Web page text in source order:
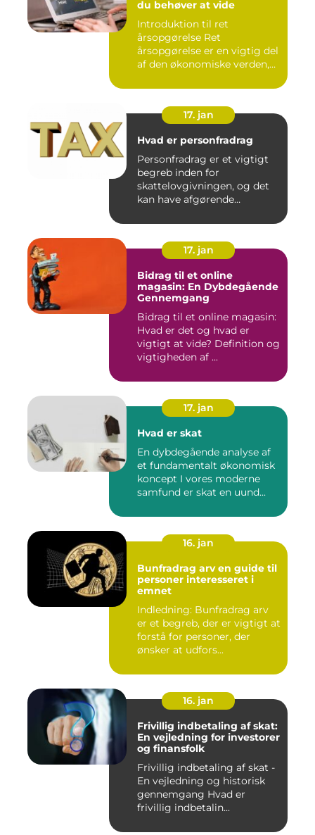
du behøver at vide
Introduktion til ret
årsopgørelse Ret
årsopgørelse er en vigtig del
af den økonomiske verden,
17. jan
Hvad er personfradrag
Personfradrag er et vigtigt
begreb inden for
skattelovgivningen, og det
kan have afgørende
17. jan
Bidrag til et online
magasin: En Dybdegående
Gennemgang
Bidrag til et online magasin:
Hvad er det og hvad er
vigtigt at vide? Definition og
vigtigheden af ...
17. jan
Hvad er skat
En dybdegående analyse af
et fundamentalt økonomisk
koncept I vores moderne
samfund er skat en uund...
16. jan
Bunfradrag arv en guide til
personer interesseret i
emnet
Indledning: Bunfradrag arv
er et begreb, der er vigtigt at
forstå for personer, der
ønsker at udfors...
16. jan
Frivillig indbetaling af skat:
En vejledning for investorer
og finansfolk
Frivillig indbetaling af skat -
En vejledning og historisk
gennemgang Hvad er
frivillig indbetalin...